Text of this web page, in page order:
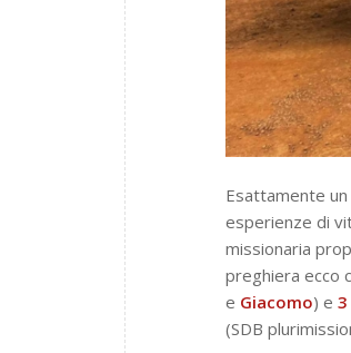
Esattamente
esperienze di
missionaria
preghiera ecco
e Giacomo) e
(SDB